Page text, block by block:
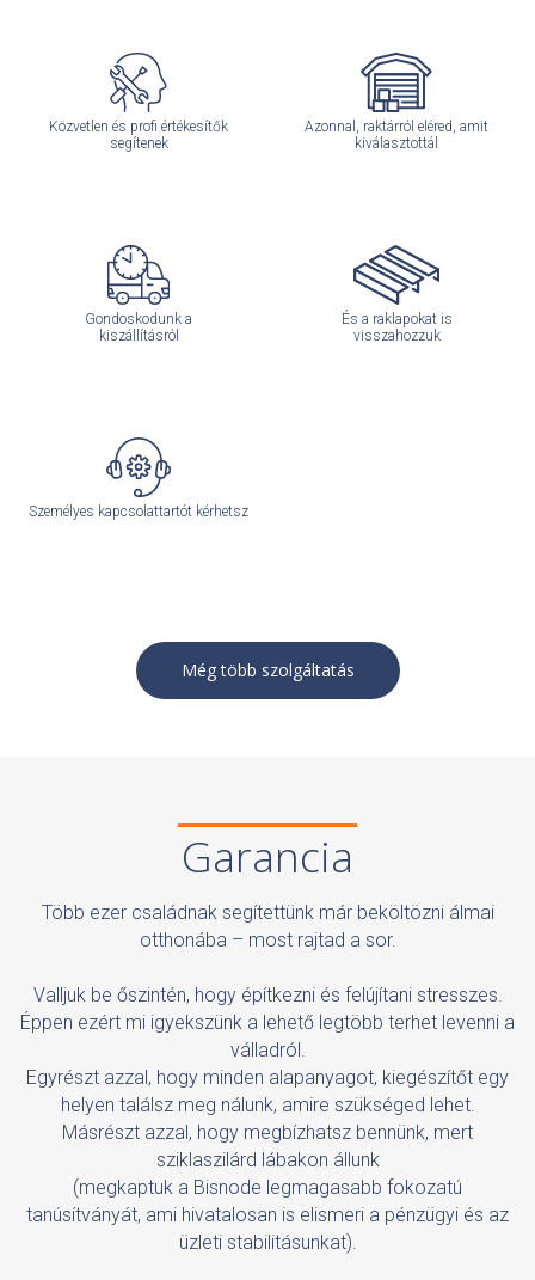
Közvetlen és profi értékesítők
segítenek
Azonnal, raktárról eléred, amit
kiválasztottál
Gondoskodunk a
kiszállításról
És a raklapokat is
visszahozzuk
Személyes kapcsolattartót kérhetsz
Még több szolgáltatás
Garancia
Több ezer családnak segítettünk már beköltözni álmai
otthonába – most rajtad a sor.
Valljuk be őszintén, hogy építkezni és felújítani stresszes.
Éppen ezért mi igyekszünk a lehető legtöbb terhet levenni a
válladról.
Egyrészt azzal, hogy minden alapanyagot, kiegészítőt egy
helyen találsz meg nálunk, amire szükséged lehet.
Másrészt azzal, hogy megbízhatsz bennünk, mert
sziklaszilárd lábakon állunk
(megkaptuk a Bisnode legmagasabb fokozatú
tanúsítványát, ami hivatalosan is elismeri a pénzügyi és az
üzleti stabilitásunkat).